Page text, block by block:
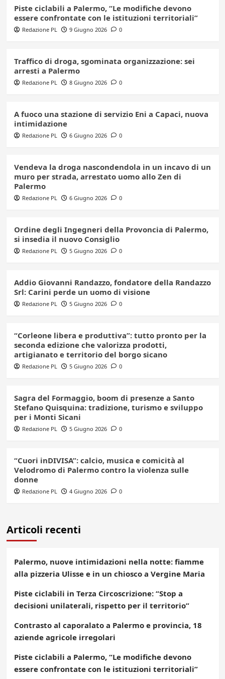
Piste ciclabili a Palermo, “Le modifiche devono
essere confrontate con le istituzioni territoriali”
Redazione PL 9 Giugno 2026 0
Traffico di droga, sgominata organizzazione: sei
arresti a Palermo
Redazione PL 8 Giugno 2026 0
A fuoco una stazione di servizio Eni a Capaci, nuova
intimidazione
Redazione PL 6 Giugno 2026 0
Vendeva la droga nascondendola in un incavo di un
muro per strada, arrestato uomo allo Zen di
Palermo
Redazione PL 6 Giugno 2026 0
Ordine degli Ingegneri della Provoncia di Palermo,
si insedia il nuovo Consiglio
Redazione PL 5 Giugno 2026 0
Addio Giovanni Randazzo, fondatore della Randazzo
Srl: Carini perde un uomo di visione
Redazione PL 5 Giugno 2026 0
“Corleone libera e produttiva”: tutto pronto per la
seconda edizione che valorizza prodotti,
artigianato e territorio del borgo sicano
Redazione PL 5 Giugno 2026 0
Sagra del Formaggio, boom di presenze a Santo
Stefano Quisquina: tradizione, turismo e sviluppo
per i Monti Sicani
Redazione PL 5 Giugno 2026 0
“Cuori inDIVISA”: calcio, musica e comicità al
Velodromo di Palermo contro la violenza sulle
donne
Redazione PL 4 Giugno 2026 0
Articoli recenti
Palermo, nuove intimidazioni nella notte: fiamme
alla pizzeria Ulisse e in un chiosco a Vergine Maria
Piste ciclabili in Terza Circoscrizione: “Stop a
decisioni unilaterali, rispetto per il territorio”
Contrasto al caporalato a Palermo e provincia, 18
aziende agricole irregolari
Piste ciclabili a Palermo, “Le modifiche devono
essere confrontate con le istituzioni territoriali”